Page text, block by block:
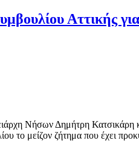
Αττικής
Νήσων Δημήτρη Κατσικάρη
το μείζον ζήτημα που έχει